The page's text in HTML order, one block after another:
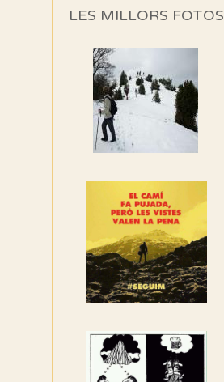
Si no podem caminar,
alguna cosa hem de fer...
Els Centpeus signen el
Manifest a favor dels
Camins Vells
associació adhereix-te al
Rebem un diploma dels
Amics de Sant Aniol
d'Aguja
Els Centpeus estem
recuperació del refugi i de
l'entorn de Sant Aniol
LES MILLORS FOTOS